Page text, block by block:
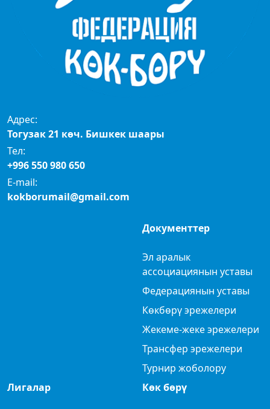
Адрес:
Тогузак 21 көч. Бишкек шаары
Тел:
+996 550 980 650
E-mail:
kokborumail@gmail.com
Документтер
Эл аралык
ассоциациянын уставы
Федерациянын уставы
Көкбөрү эрежелери
Жекеме-жеке эрежелери
Трансфер эрежелери
Турнир жоболору
Лигалар
Көк бөрү